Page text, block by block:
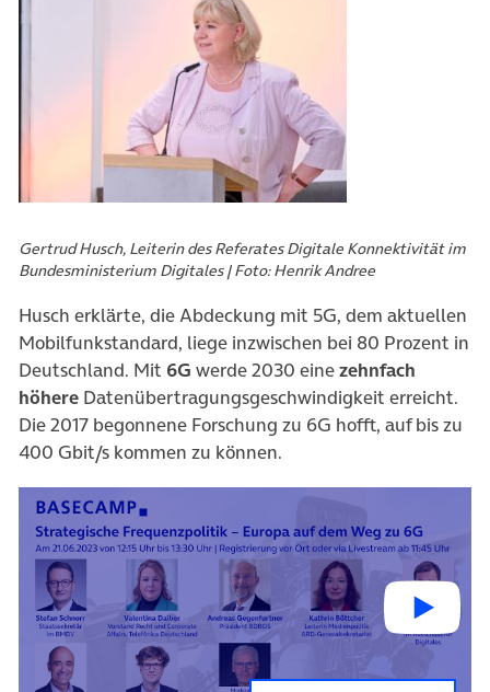
Gertrud Husch, Leiterin des Referates Digitale Konnektivität im
Bundesministerium Digitales | Foto: Henrik Andree
Husch erklärte, die Abdeckung mit 5G, dem aktuellen
Mobilfunkstandard, liege inzwischen bei 80 Prozent in
Deutschland. Mit 6G werde 2030 einezehnfach
höhere Datenübertragungsgeschwindigkeit erreicht.
Die 2017 begonnene Forschung zu 6G hofft, auf bis zu
400 Gbit/s kommen zu können.